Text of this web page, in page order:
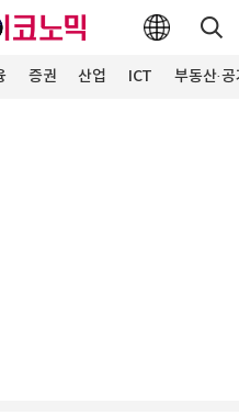
증권 산업 ICT 부동산·